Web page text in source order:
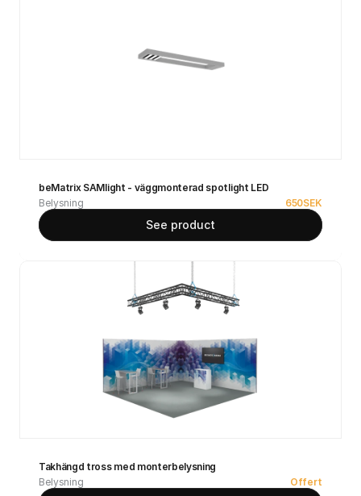
beMatrix SAMlight - väggmonterad spotlight LED
Belysning
650SEK
See product
Takhängd tross med monterbelysning
Belysning
Offert